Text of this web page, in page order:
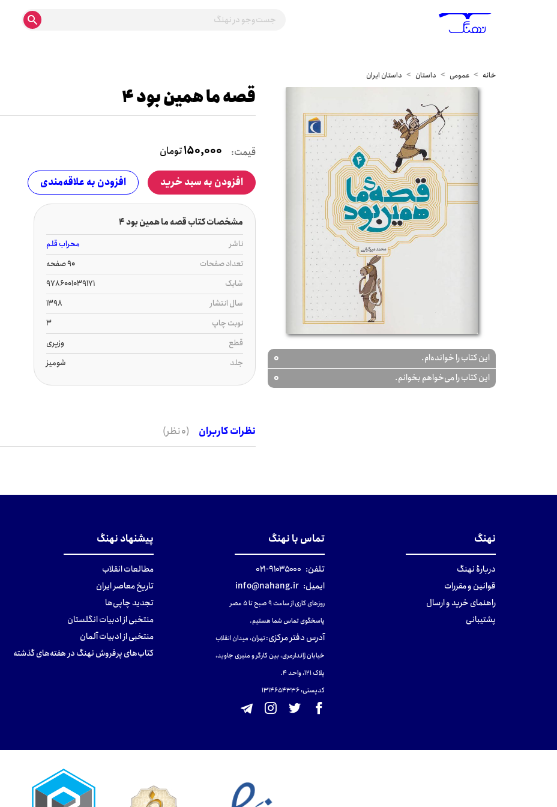
خانه عمومی داستان داستان ایران
این کتاب را خوانده‌ام. 0
این کتاب را می‌خواهم بخوانم. 0
قصه ما همین بود 4
قیمت: 150,000تومان
افزودن به سبد خرید افزودن به علاقه‌مندی
مشخصات کتاب قصه ما همین بود 4
ناشر
محراب قلم
تعداد صفحات
90 صفحه
شابک
9786001039171
سال انتشار
1398
نوبت چاپ
3
قطع
وزیری
جلد
شومیز
نظرات کاربران (0 نظر)
نهنگ
دربارهٔ نهنگ
قوانین و مقررات
راهنمای خرید و ارسال
پشتیبانی
تماس با نهنگ
تلفن: ۹۱۰۳۵۰۰۰-۰۲۱
ایمیل: info@nahang.ir
روزهای کاری از ساعت ۹ صبح تا ۵ عصر
پاسخگوی تماس شما هستیم.
آدرس دفتر مرکزی:تهران، میدان انقلاب
خیابان ژاندارمری، بین کارگر و منیری جاوید،
پلاک 121، واحد ۴.
کدپستی: 131465433۶
پیشنهاد نهنگ
مطالعات انقلاب
تاریخ معاصر ایران
تجدید چاپی‌ها
منتخبی از ادبیات انگلستان
منتخبی از ادبیات آلمان
کتاب‌های پرفروش نهنگ در هفته‌های گذشته